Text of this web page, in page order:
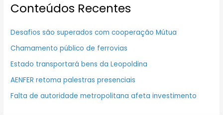
Conteúdos Recentes
Desafios são superados com cooperação Mútua
Chamamento público de ferrovias
Estado transportará bens da Leopoldina
AENFER retoma palestras presenciais
Falta de autoridade metropolitana afeta investimento